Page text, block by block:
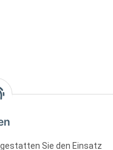
gestatten Sie den Einsatz